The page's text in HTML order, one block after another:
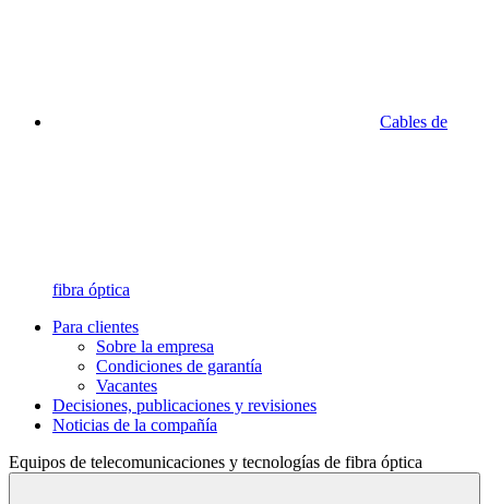
Cables de
fibra óptica
Para clientes
Sobre la empresa
Condiciones de garantía
Vacantes
Decisiones, publicaciones y revisiones
Noticias de la compañía
Equipos de telecomunicaciones y tecnologías de fibra óptica